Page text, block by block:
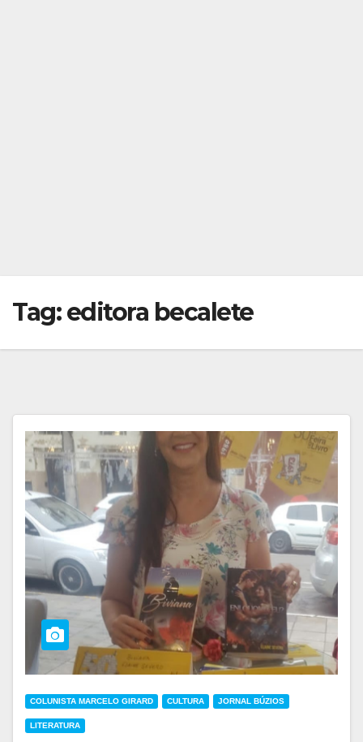
Tag:editora becalete
COLUNISTA MARCELO GIRARD CULTURA JORNAL BÚZIOS
LITERATURA